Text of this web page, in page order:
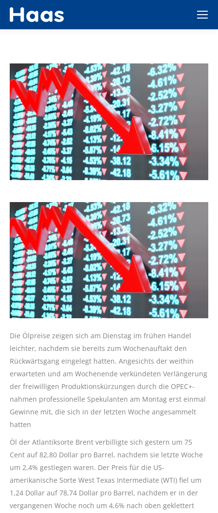
Die Ölpreise zeigen sich am Dienstag im frühen Handel
leichter, nachdem sie bereits zum Wochenauftakt den
Rückwärtsgang eingelegt hatten. Angesichts der weithin
erwarteten und am Wochenende verkündeten Verlängerung
der freiwilligen Produktionskürzungen durch die OPEC+-
nahmen professionelle Spekulanten am Montag erst einmal
Gewinne mit, die sich in der letzten Woche angesammelt
hatten
Öl der Atlantiksorte Brent verbilligte sich gestern um 75
Cent auf 82,80 Dollar pro Barrel, nachdem sie letzte Woche
um 2,4% gestiegen waren. Der Preis für die US-
amerikanische Sorte West Texas Intermediate (WTI) fiel um
1,24 Dollar auf 78,74 Dollar pro Barrel, nachdem er in der
vergangenen Woche noch um 4,6% nach oben geklettert